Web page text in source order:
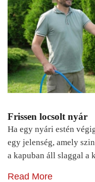
Frissen locsolt nyár
Ha egy nyári estén
egy jelenség, amely
a kapuban áll slaggal a
Read More